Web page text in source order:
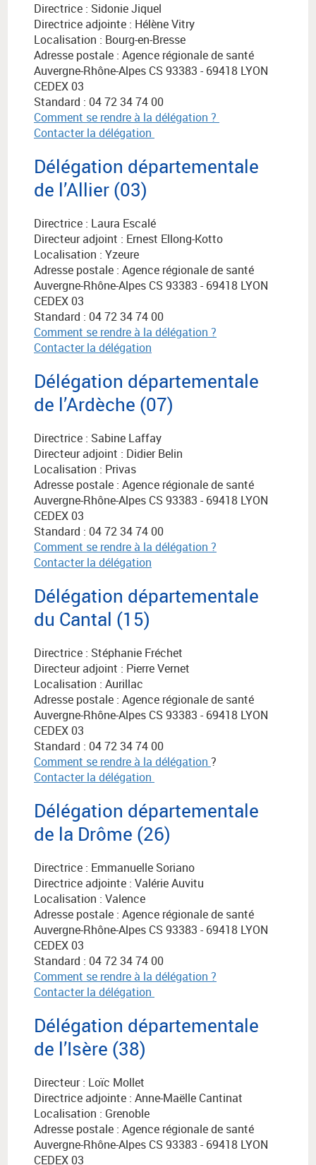
Directrice : Sidonie Jiquel
Directrice adjointe : Hélène Vitry
Localisation : Bourg-en-Bresse
Adresse postale : Agence régionale de santé
Auvergne-Rhône-Alpes CS 93383 - 69418 LYON
CEDEX 03
Standard : 04 72 34 74 00
Comment se rendre à la délégation ?
Contacter la délégation
Délégation départementale
de l’Allier (03)
Directrice : Laura Escalé
Directeur adjoint : Ernest Ellong-Kotto
Localisation : Yzeure
Adresse postale : Agence régionale de santé
Auvergne-Rhône-Alpes CS 93383 - 69418 LYON
CEDEX 03
Standard : 04 72 34 74 00
Comment se rendre à la délégation ?
Contacter la délégation
Délégation départementale
de l’Ardèche (07)
Directrice : Sabine Laffay
Directeur adjoint : Didier Belin
Localisation : Privas
Adresse postale : Agence régionale de santé
Auvergne-Rhône-Alpes CS 93383 - 69418 LYON
CEDEX 03
Standard : 04 72 34 74 00
Comment se rendre à la délégation ?
Contacter la délégation
Délégation départementale
du Cantal (15)
Directrice : Stéphanie Fréchet
Directeur adjoint : Pierre Vernet
Localisation : Aurillac
Adresse postale : Agence régionale de santé
Auvergne-Rhône-Alpes CS 93383 - 69418 LYON
CEDEX 03
Standard : 04 72 34 74 00
Comment se rendre à la délégation ?
Contacter la délégation
Délégation départementale
de la Drôme (26)
Directrice : Emmanuelle Soriano
Directrice adjointe : Valérie Auvitu
Localisation : Valence
Adresse postale : Agence régionale de santé
Auvergne-Rhône-Alpes CS 93383 - 69418 LYON
CEDEX 03
Standard : 04 72 34 74 00
Comment se rendre à la délégation ?
Contacter la délégation
Délégation départementale
de l’Isère (38)
Directeur : Loïc Mollet
Directrice adjointe : Anne-Maëlle Cantinat
Localisation : Grenoble
Adresse postale : Agence régionale de santé
Auvergne-Rhône-Alpes CS 93383 - 69418 LYON
CEDEX 03